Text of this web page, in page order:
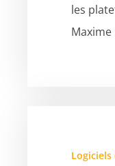
les
Maxime
Logiciels